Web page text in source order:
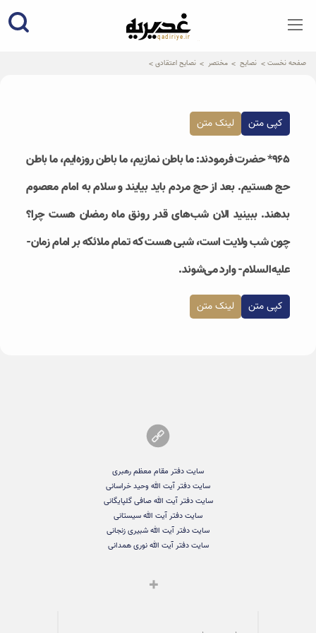
qadiriye.ir
نشریه ی غدیریه-بیانات استاد
صفحه نخست نصایح مختصر نصایح اعتقادی
کپی متن لینک متن
۹۶۵* حضرت فرمودند: ما باطن نمازیم، ما باطن روزه‌ایم، ما باطن
حج هستیم. بعد از حج مردم باید بیایند و سلام به امام معصوم
بدهند. ببینید الان شب‌های قدر رونق ماه رمضان هست چرا؟
چون شب ولایت است، شبی هست که تمام ملائکه بر امام زمان-
علیه‌السلام- وارد می‌شوند.
کپی متن لینک متن
سایت دفتر مقام معظم رهبری
سایت دفتر آیت الله وحید خراسانی
سایت دفتر آیت الله صافی گلپایگانی
سایت دفتر آیت الله سیستانی
سایت دفتر آیت الله شبیری زنجانی
سایت دفتر آیت الله نوری همدانی